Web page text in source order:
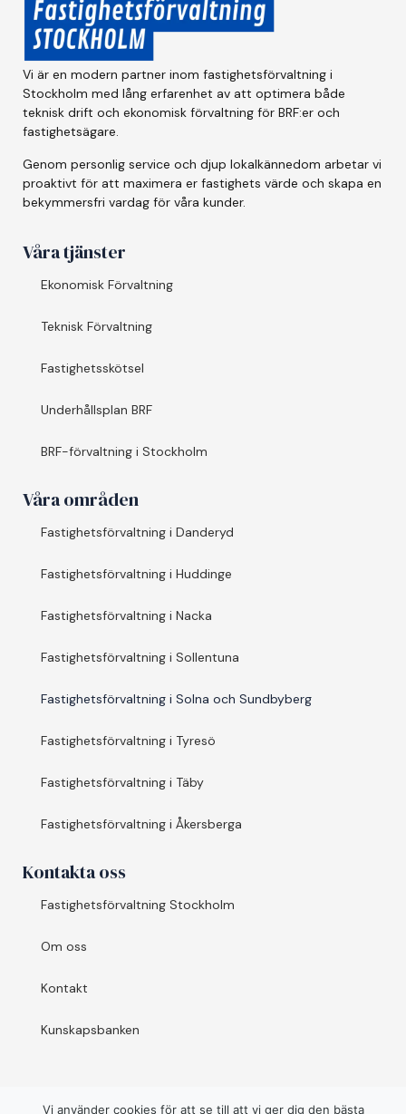
Vi är en modern partner inom fastighetsförvaltning i
Stockholm med lång erfarenhet av att optimera både
teknisk drift och ekonomisk förvaltning för BRF:er och
fastighetsägare.
Genom personlig service och djup lokalkännedom arbetar vi
proaktivt för att maximera er fastighets värde och skapa en
bekymmersfri vardag för våra kunder.
Våra tjänster
Ekonomisk Förvaltning
Teknisk Förvaltning
Fastighetsskötsel
Underhållsplan BRF
BRF-förvaltning i Stockholm
Våra områden
Fastighetsförvaltning i Danderyd
Fastighetsförvaltning i Huddinge
Fastighetsförvaltning i Nacka
Fastighetsförvaltning i Sollentuna
Fastighetsförvaltning i Solna och Sundbyberg
Fastighetsförvaltning i Tyresö
Fastighetsförvaltning i Täby
Fastighetsförvaltning i Åkersberga
Kontakta oss
Fastighetsförvaltning Stockholm
Om oss
Kontakt
Kunskapsbanken
Vi använder cookies för att se till att vi ger dig den bästa